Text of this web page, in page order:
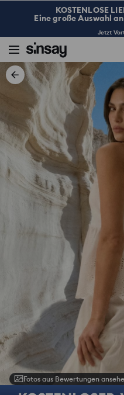
KOSTENLOSE
Eine große Auswahl
Jetzt
Fotos aus Bewertungen